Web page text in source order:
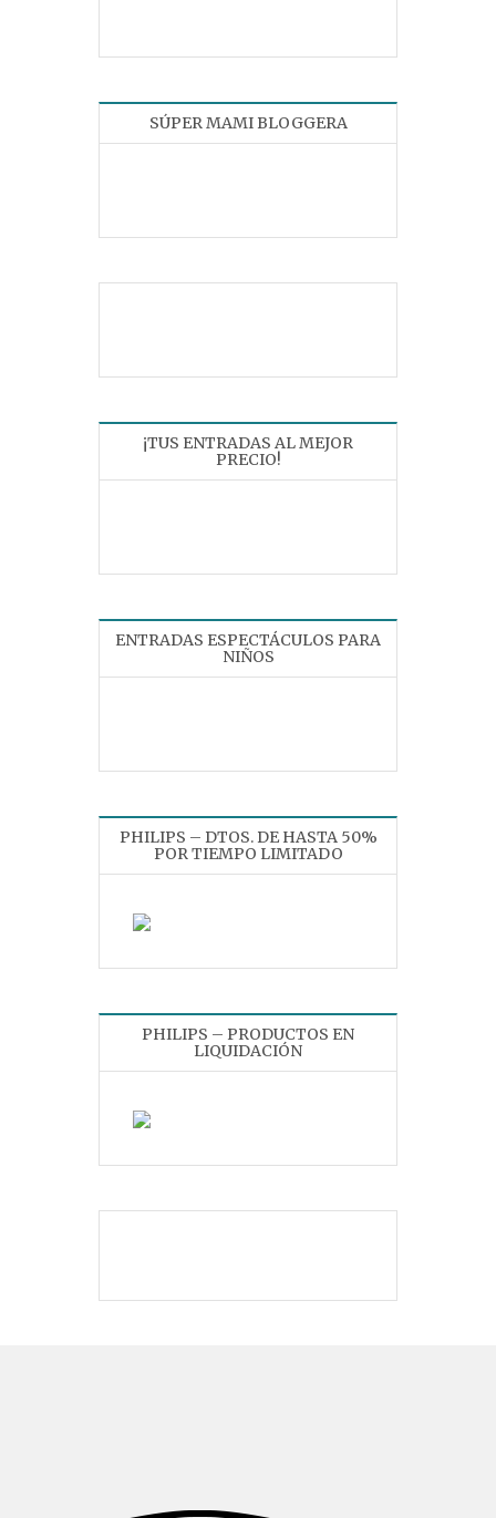
SÚPER MAMI BLOGGERA
¡TUS ENTRADAS AL MEJOR
PRECIO!
ENTRADAS ESPECTÁCULOS PARA
NIÑOS
PHILIPS – DTOS. DE HASTA 50%
POR TIEMPO LIMITADO
PHILIPS – PRODUCTOS EN
LIQUIDACIÓN